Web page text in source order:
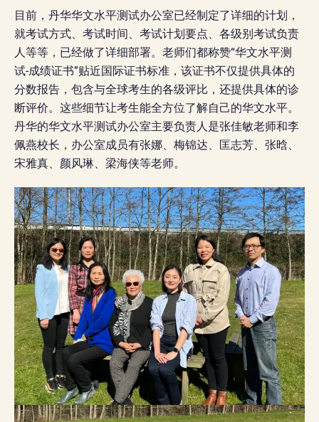
目前，丹华华文水平测试办公室已经制定了详细的计划，
就考试方式、考试时间、考试计划要点、各级别考试负责
人等等，已经做了详细部署。老师们都称赞“华文水平测
试-成绩证书”贴近国际证书标准，该证书不仅提供具体的
分数报告，包含与全球考生的各级评比，还提供具体的诊
断评价。这些细节让考生能全方位了解自己的华文水平。
丹华的华文水平测试办公室主要负责人是张佳敏老师和李
佩燕校长，办公室成员有张娜、梅锦达、匡志芳、张晗、
宋雅真、颜风琳、梁海侠等老师。